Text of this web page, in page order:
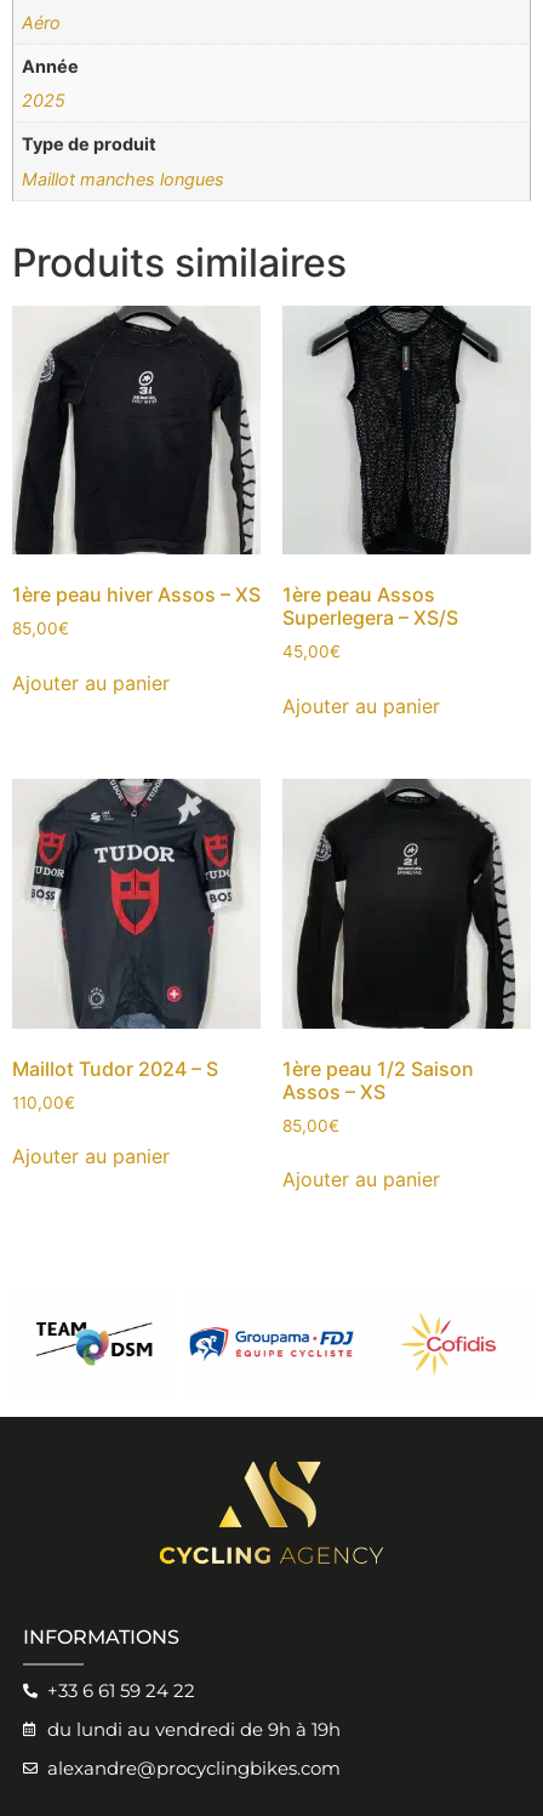
Aéro
Année
2025
Type de produit
Maillot manches longues
Produits similaires
1ère peau hiver Assos – XS
85,00€
Ajouter au panier
1ère peau Assos
Superlegera – XS/S
45,00€
Ajouter au panier
Maillot Tudor 2024 – S
110,00€
Ajouter au panier
1ère peau 1/2 Saison
Assos – XS
85,00€
Ajouter au panier
INFORMATIONS
+33 6 61 59 24 22
du lundi au vendredi de 9h à 19h
alexandre@procyclingbikes.com